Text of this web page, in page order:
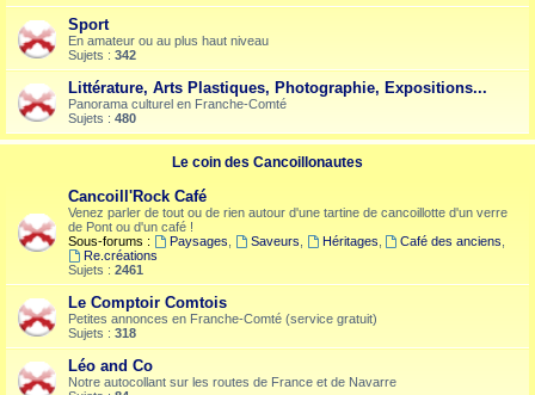
Sport
En amateur ou au plus haut niveau
Sujets : 342
Littérature, Arts Plastiques, Photographie, Expositions...
Panorama culturel en Franche-Comté
Sujets : 480
Le coin des Cancoillonautes
Cancoill'Rock Café
Venez parler de tout ou de rien autour d'une tartine de cancoillotte d'un verre
de Pont ou d'un café !
Sous-forums :
Paysages Saveurs Héritages Café des anciens
Re.créations
Sujets : 2461
Le Comptoir Comtois
Petites annonces en Franche-Comté (service gratuit)
Sujets : 318
Léo and Co
Notre autocollant sur les routes de France et de Navarre